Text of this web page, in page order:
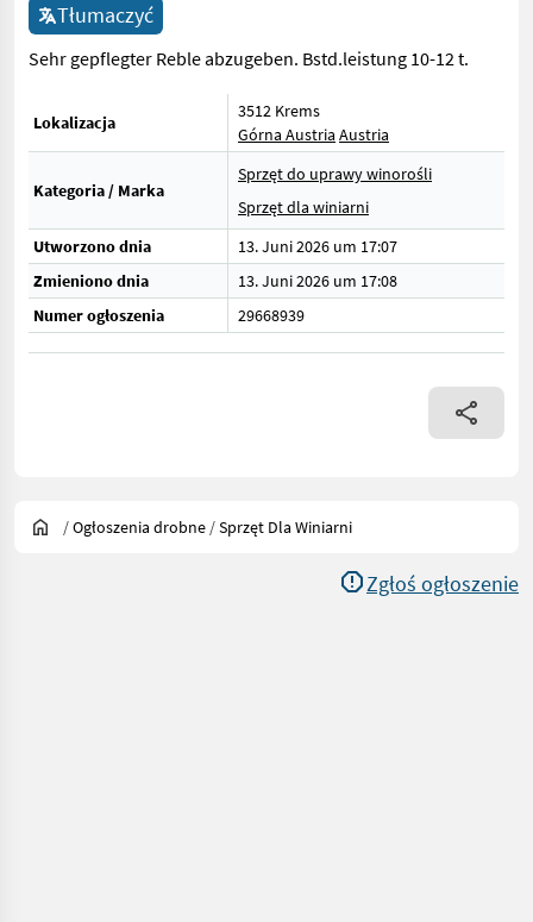
Tłumaczyć
Sehr gepflegter Reble abzugeben. Bstd.leistung 10-12 t.
Lokalizacja
3512 Krems
Górna Austria Austria
Kategoria / Marka
Sprzęt do uprawy winorośli
Sprzęt dla winiarni
Utworzono dnia
13. Juni 2026 um 17:07
Zmieniono dnia
13. Juni 2026 um 17:08
Numer ogłoszenia
29668939
/Ogłoszenia drobne /Sprzęt Dla Winiarni
Zgłoś ogłoszenie